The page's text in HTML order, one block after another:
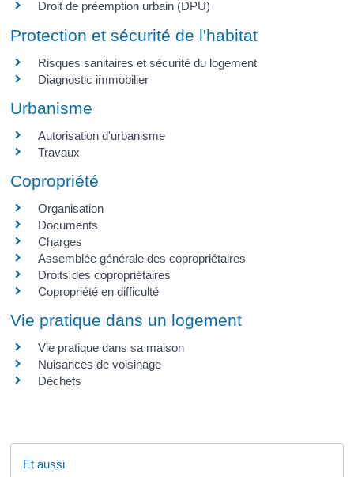
Droit de préemption urbain (DPU)
Protection et sécurité de l'habitat
Risques sanitaires et sécurité du logement
Diagnostic immobilier
Urbanisme
Autorisation d'urbanisme
Travaux
Copropriété
Organisation
Documents
Charges
Assemblée générale des copropriétaires
Droits des copropriétaires
Copropriété en difficulté
Vie pratique dans un logement
Vie pratique dans sa maison
Nuisances de voisinage
Déchets
Et aussi